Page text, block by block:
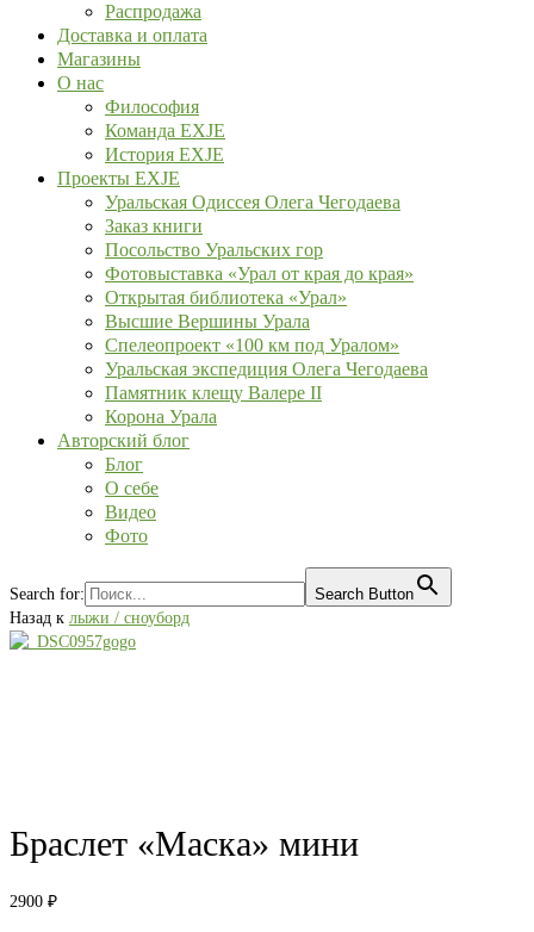
Распродажа
Доставка и оплата
Магазины
О нас
Философия
Команда EXJE
История EXJE
Проекты EXJE
Уральская Одиссея Олега Чегодаева
Заказ книги
Посольство Уральских гор
Фотовыставка «Урал от края до края»
Открытая библиотека «Урал»
Высшие Вершины Урала
Спелеопроект «100 км под Уралом»
Уральская экспедиция Олега Чегодаева
Памятник клещу Валере II
Корона Урала
Авторский блог
Блог
О себе
Видео
Фото
Search for:
Search Button
Назад к лыжи / сноуборд
Браслет «Маска» мини
2900 ₽